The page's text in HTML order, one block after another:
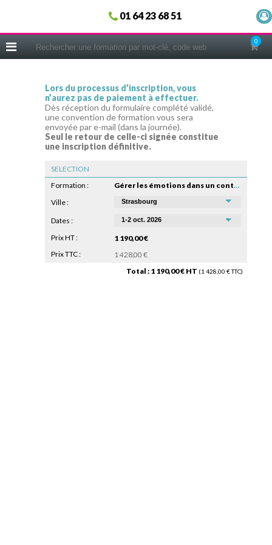
01 64 23 68 51
0
ACCUEIL
FORMATIONS
INTRAS | SUR-MESURE
COACHING
EN PRATIQUE
CONSEILS MICRO-COACHING
PODCAST
WEBINAIRES
QUESTIONNAIRE GRATUIT
Lors du processus d’inscription, vous
n’aurez pas de paiement à effectuer.
Dès réception du formulaire complété validé,
une convention de formation vous sera
envoyée par e-mail (dans la journée).
Seul le retour de celle-ci signée constitue
une inscription définitive.
Total : 1 190,00 € HT (1 428,00 € TTC)
Formation :
Gérer les émotions dans un contexte professionnel
Ville :
Dates :
Prix HT :
1 190,00 €
Prix TTC :
1 428,00 €
SELECTION